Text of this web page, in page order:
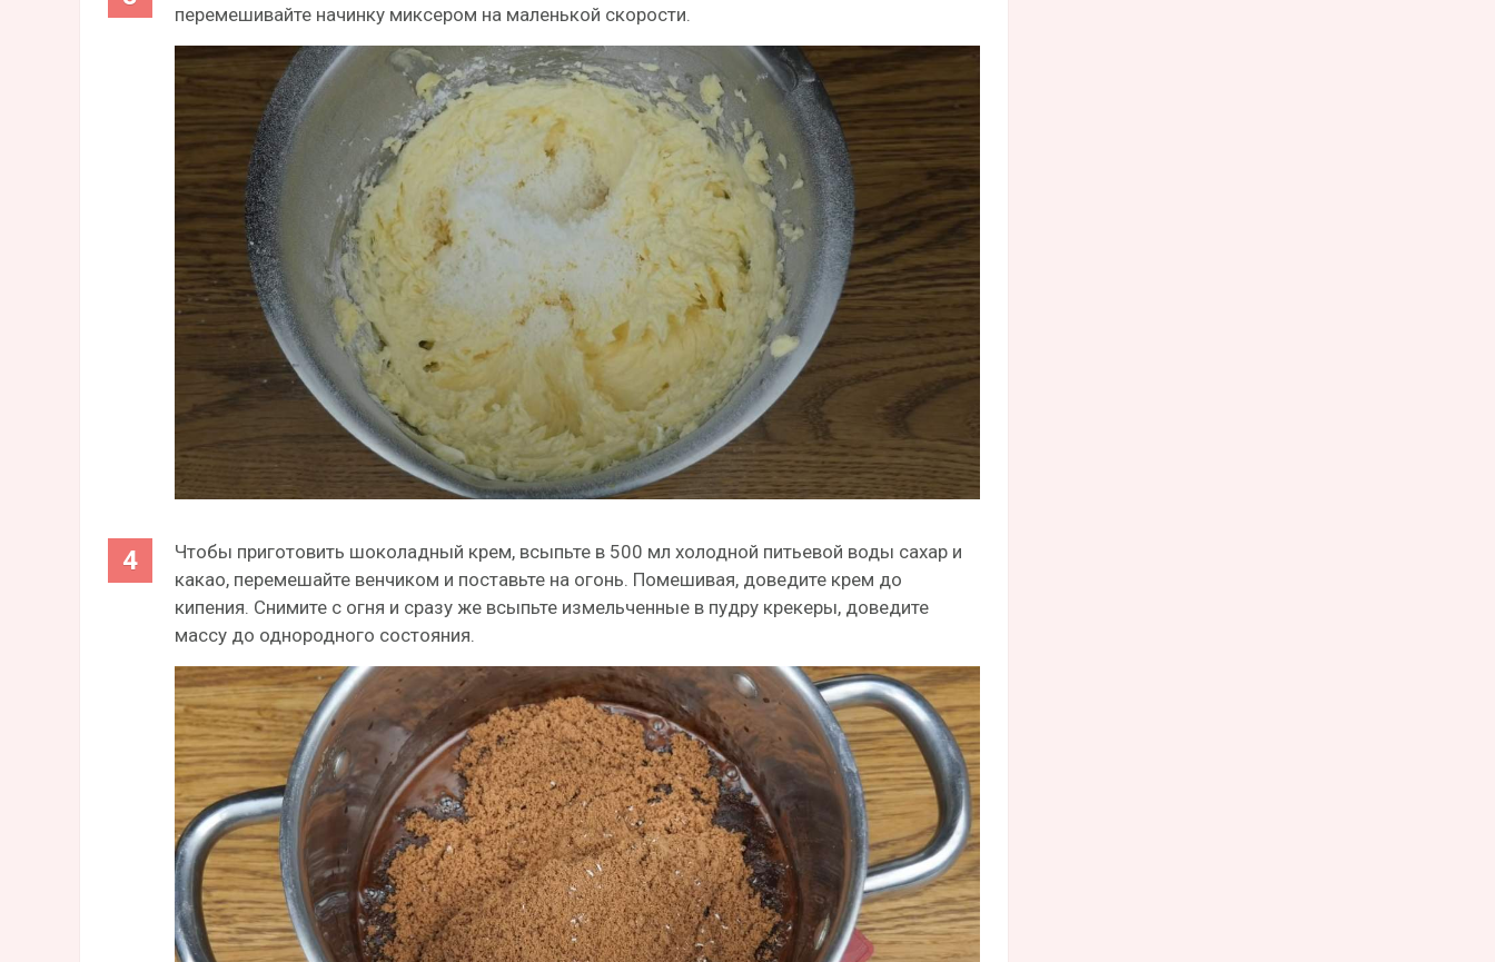
перемешивайте начинку миксером на маленькой скорости.
Чтобы приготовить шоколадный крем, всыпьте в 500 мл холодной питьевой воды сахар и
какао, перемешайте венчиком и поставьте на огонь. Помешивая, доведите крем до
кипения. Снимите с огня и сразу же всыпьте измельченные в пудру крекеры, доведите
массу до однородного состояния.